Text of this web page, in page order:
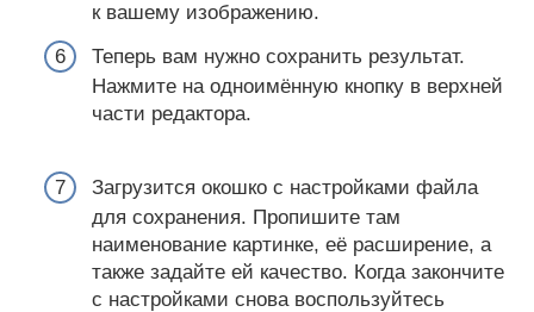
к вашему изображению.
Теперь вам нужно сохранить результат.
Нажмите на одноимённую кнопку в верхней
части редактора.
Загрузится окошко с настройками файла
для сохранения. Пропишите там
наименование картинке, её расширение, а
также задайте ей качество. Когда закончите
с настройками снова воспользуйтесь